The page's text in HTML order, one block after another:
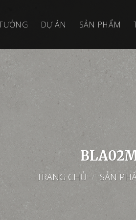
DỰ ÁN SẢN PHẨM
TRANG CHỦ / SẢN